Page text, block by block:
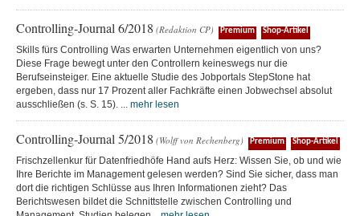
Controlling-Journal 6/2018 (Redaktion CP) Premium Shop-Artikel
Skills fürs Controlling Was erwarten Unternehmen eigentlich von uns?
Diese Frage bewegt unter den Controllern keineswegs nur die
Berufseinsteiger. Eine aktuelle Studie des Jobportals StepStone hat
ergeben, dass nur 17 Prozent aller Fachkräfte einen Jobwechsel absolut
ausschließen (s. S. 15). ... mehr lesen
Controlling-Journal 5/2018 (Wolff von Rechenberg) Premium Shop-Artikel
Frischzellenkur für Datenfriedhöfe Hand aufs Herz: Wissen Sie, ob und wie
Ihre Berichte im Management gelesen werden? Sind Sie sicher, dass man
dort die richtigen Schlüsse aus Ihren Informationen zieht? Das
Berichtswesen bildet die Schnittstelle zwischen Controlling und